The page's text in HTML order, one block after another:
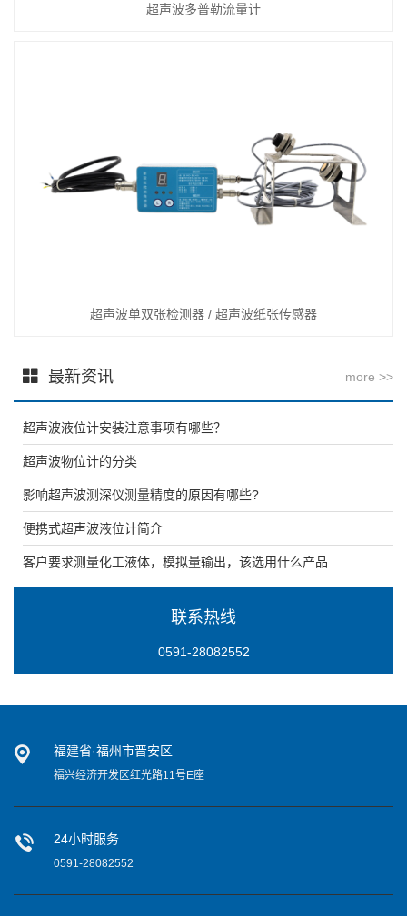
超声波多普勒流量计
超声波单双张检测器 / 超声波纸张传感器
最新资讯 more >>
超声波液位计安装注意事项有哪些？
超声波物位计的分类
影响超声波测深仪测量精度的原因有哪些?
便携式超声波液位计简介
客户要求测量化工液体，模拟量输出，该选用什么产品
联系热线
0591-28082552
福建省·福州市晋安区
福兴经济开发区红光路11号E座
24小时服务
0591-28082552